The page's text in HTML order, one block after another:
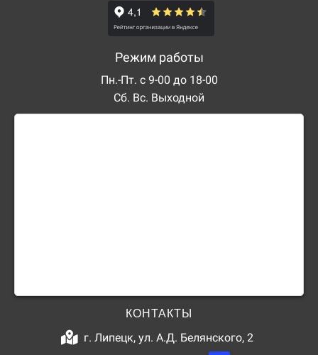
Режим работы
Пн.-Пт. с 9-00 до 18-00
Сб. Вс. Выходной
КОНТАКТЫ
г. Липецк, ул. А.Д. Белянского, 2